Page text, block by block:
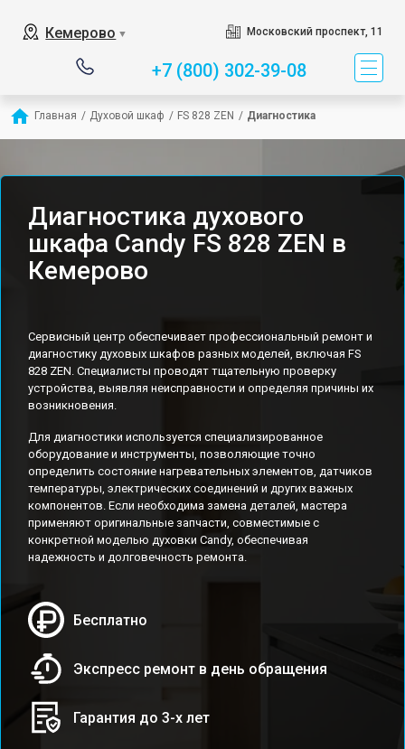
Кемерово ▼ Московский проспект, 11
+7 (800) 302-39-08
Главная / Духовой шкаф / FS 828 ZEN / Диагностика
Диагностика духового
шкафа Candy FS 828 ZEN в
Кемерово
Сервисный центр обеспечивает профессиональный ремонт и
диагностику духовых шкафов разных моделей, включая FS
828 ZEN. Специалисты проводят тщательную проверку
устройства, выявляя неисправности и определяя причины их
возникновения.
Для диагностики используется специализированное
оборудование и инструменты, позволяющие точно
определить состояние нагревательных элементов, датчиков
температуры, электрических соединений и других важных
компонентов. Если необходима замена деталей, мастера
применяют оригинальные запчасти, совместимые с
конкретной моделью духовки Candy, обеспечивая
надежность и долговечность ремонта.
Бесплатно
Экспресс ремонт в день обращения
Гарантия до 3-х лет